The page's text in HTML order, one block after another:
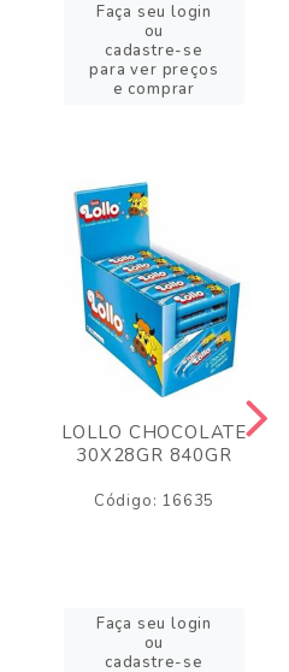
Faça seu login
ou
cadastre-se
para ver preços
e comprar
LOLLO CHOCOLATE
30X28GR 840GR
Código: 16635
Faça seu login
ou
cadastre-se